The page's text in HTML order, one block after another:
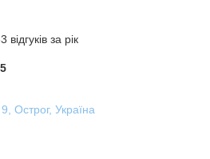
за рік
Острог, Україна